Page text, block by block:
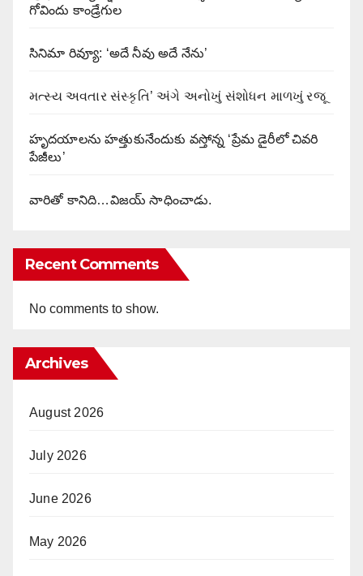
గోవిందు కాండ్రేగుల
సినిమా రివ్యూ: ‘అదే నీవు అదే నేను’
મત્સ્ય અવતાર સંસ્કૃતિ’ અંગે અનોખું સંશોધન માળખું રજૂ
హృదయాలను హత్తుకునేందుకు వస్తోన్న ‘ప్రేమ డైరీలో చివరి
పేజీలు’
వారితో కానిది…విజయ్ సాధించాడు.
Recent Comments
No comments to show.
Archives
August 2026
July 2026
June 2026
May 2026